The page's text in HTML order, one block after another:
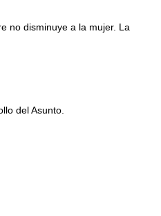
no disminuye a la mujer. La
del Asunto.